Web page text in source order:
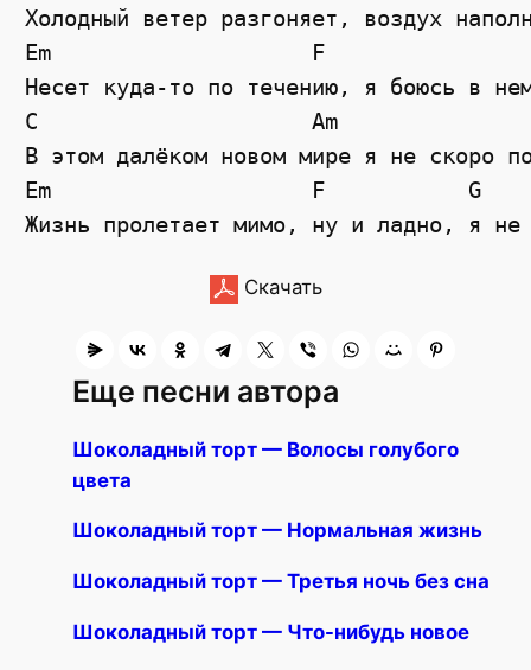
Холодный ветер разгоняет, воздух
Em                    F
Несет куда-то по течению, я боюсь в
C                     Am
В этом далёком новом мире я не скоро
Em                    F           G
Скачать
Еще песни автора
Шоколадный торт — Волосы голубого
цвета
Шоколадный торт — Нормальная жизнь
Шоколадный торт — Третья ночь без сна
Шоколадный торт — Что-нибудь новое